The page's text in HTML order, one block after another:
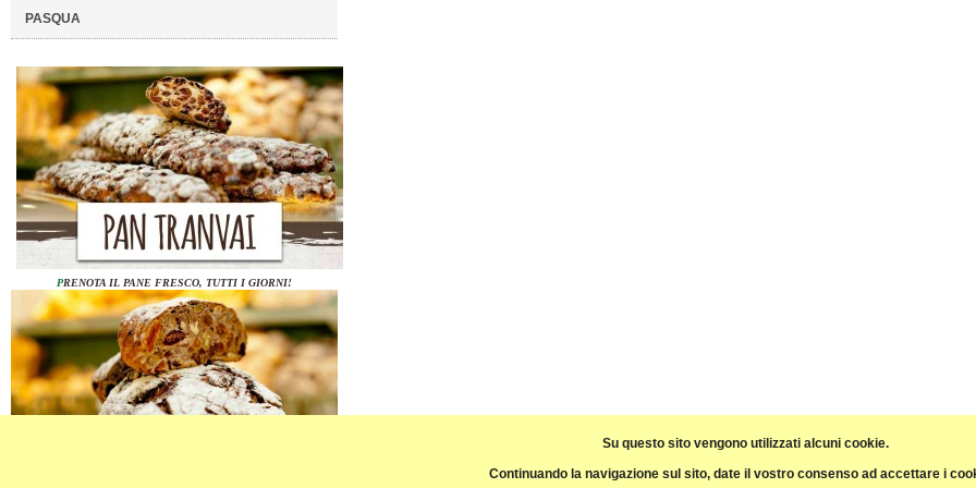
Su questo sito vengono utilizzati alcuni cookie.
Continuando la navigazione sul sito, date il vostro consenso ad accettare i
PASQUA
PRENOTA IL PANE FRESCO, TUTTI I GIORNI!